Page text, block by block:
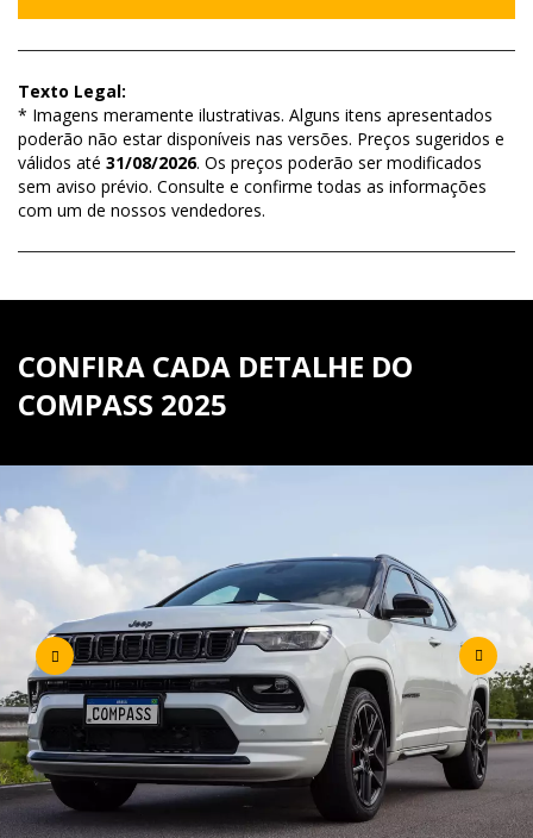
Texto Legal:
* Imagens meramente ilustrativas. Alguns itens apresentados
poderão não estar disponíveis nas versões. Preços sugeridos e
válidos até 31/08/2026. Os preços poderão ser modificados
sem aviso prévio. Consulte e confirme todas as informações
com um de nossos vendedores.
CONFIRA CADA DETALHE DO
COMPASS 2025